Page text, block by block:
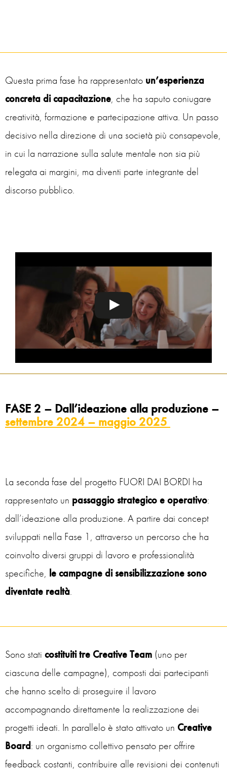
Questa prima fase ha rappresentato un’esperienza
concreta di capacitazione, che ha saputo coniugare
creatività, formazione e partecipazione attiva. Un passo
decisivo nella direzione di una società più consapevole,
in cui la narrazione sulla salute mentale non sia più
relegata ai margini, ma diventi parte integrante del
discorso pubblico.
FASE 2 – Dall’ideazione alla produzione –
settembre 2024 – maggio 2025
La seconda fase del progetto FUORI DAI BORDI ha
rappresentato un passaggio strategico e operativo:
dall’ideazione alla produzione. A partire dai concept
sviluppati nella Fase 1, attraverso un percorso che ha
coinvolto diversi gruppi di lavoro e professionalità
specifiche, le campagne di sensibilizzazione sono
diventate realtà.
Sono stati costituiti tre Creative Team (uno per
ciascuna delle campagne), composti dai partecipanti
che hanno scelto di proseguire il lavoro
accompagnando direttamente la realizzazione dei
progetti ideati. In parallelo è stato attivato un Creative
Board: un organismo collettivo pensato per offrire
feedback costanti, contribuire alle revisioni dei contenuti